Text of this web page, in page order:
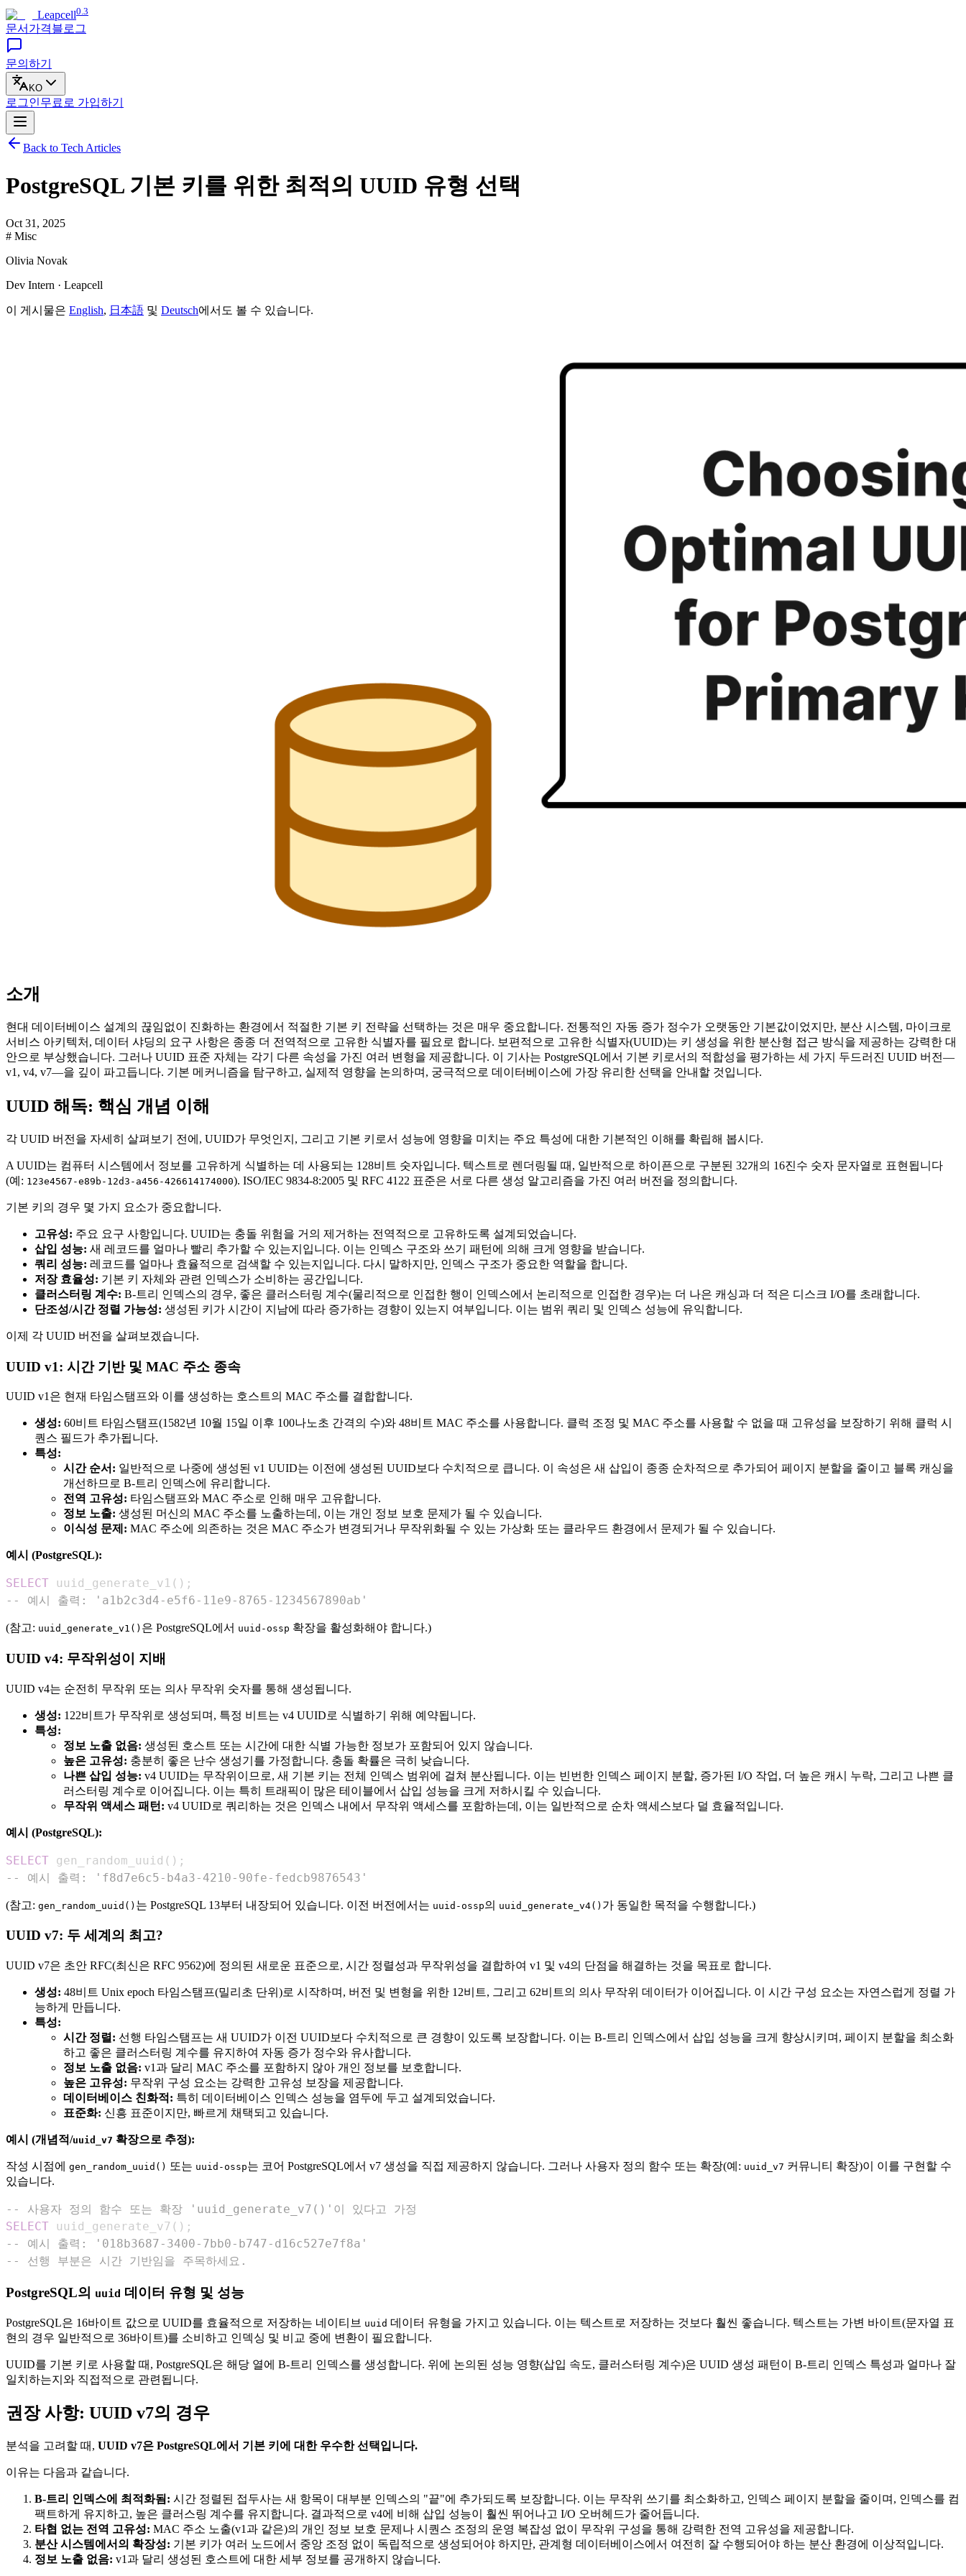
Leapcell0.3
문서 가격블로그
문의하기
KO
로그인무료로 가입하기
Back to Tech Articles
PostgreSQL 기본 키를 위한 최적의 UUID 유형 선택
Oct 31, 2025
# Misc
Olivia Novak
Dev Intern · Leapcell
이 게시물은 English, 日本語 및 Deutsch에서도 볼 수 있습니다.
소개
현대 데이터베이스 설계의 끊임없이 진화하는 환경에서 적절한 기본 키 전략을 선택하는 것은 매우 중요합니다. 전통적인 자동 증가 정수가 오랫동안 기본값이었지만, 분산 시스템, 마이크로
서비스 아키텍처, 데이터 샤딩의 요구 사항은 종종 더 전역적으로 고유한 식별자를 필요로 합니다. 보편적으로 고유한 식별자(UUID)는 키 생성을 위한 분산형 접근 방식을 제공하는 강력한 대
안으로 부상했습니다. 그러나 UUID 표준 자체는 각기 다른 속성을 가진 여러 변형을 제공합니다. 이 기사는 PostgreSQL에서 기본 키로서의 적합성을 평가하는 세 가지 두드러진 UUID 버전—
v1, v4, v7—을 깊이 파고듭니다. 기본 메커니즘을 탐구하고, 실제적 영향을 논의하며, 궁극적으로 데이터베이스에 가장 유리한 선택을 안내할 것입니다.
UUID 해독: 핵심 개념 이해
각 UUID 버전을 자세히 살펴보기 전에, UUID가 무엇인지, 그리고 기본 키로서 성능에 영향을 미치는 주요 특성에 대한 기본적인 이해를 확립해 봅시다.
A UUID는 컴퓨터 시스템에서 정보를 고유하게 식별하는 데 사용되는 128비트 숫자입니다. 텍스트로 렌더링될 때, 일반적으로 하이픈으로 구분된 32개의 16진수 숫자 문자열로 표현됩니다
(예: 123e4567-e89b-12d3-a456-426614174000). ISO/IEC 9834-8:2005 및 RFC 4122 표준은 서로 다른 생성 알고리즘을 가진 여러 버전을 정의합니다.
기본 키의 경우 몇 가지 요소가 중요합니다.
고유성: 주요 요구 사항입니다. UUID는 충돌 위험을 거의 제거하는 전역적으로 고유하도록 설계되었습니다.
삽입 성능: 새 레코드를 얼마나 빨리 추가할 수 있는지입니다. 이는 인덱스 구조와 쓰기 패턴에 의해 크게 영향을 받습니다.
쿼리 성능: 레코드를 얼마나 효율적으로 검색할 수 있는지입니다. 다시 말하지만, 인덱스 구조가 중요한 역할을 합니다.
저장 효율성: 기본 키 자체와 관련 인덱스가 소비하는 공간입니다.
클러스터링 계수: B-트리 인덱스의 경우, 좋은 클러스터링 계수(물리적으로 인접한 행이 인덱스에서 논리적으로 인접한 경우)는 더 나은 캐싱과 더 적은 디스크 I/O를 초래합니다.
단조성/시간 정렬 가능성: 생성된 키가 시간이 지남에 따라 증가하는 경향이 있는지 여부입니다. 이는 범위 쿼리 및 인덱스 성능에 유익합니다.
이제 각 UUID 버전을 살펴보겠습니다.
UUID v1: 시간 기반 및 MAC 주소 종속
UUID v1은 현재 타임스탬프와 이를 생성하는 호스트의 MAC 주소를 결합합니다.
생성: 60비트 타임스탬프(1582년 10월 15일 이후 100나노초 간격의 수)와 48비트 MAC 주소를 사용합니다. 클럭 조정 및 MAC 주소를 사용할 수 없을 때 고유성을 보장하기 위해 클럭 시
퀀스 필드가 추가됩니다.
특성:
시간 순서: 일반적으로 나중에 생성된 v1 UUID는 이전에 생성된 UUID보다 수치적으로 큽니다. 이 속성은 새 삽입이 종종 순차적으로 추가되어 페이지 분할을 줄이고 블록 캐싱을
개선하므로 B-트리 인덱스에 유리합니다.
전역 고유성: 타임스탬프와 MAC 주소로 인해 매우 고유합니다.
정보 노출: 생성된 머신의 MAC 주소를 노출하는데, 이는 개인 정보 보호 문제가 될 수 있습니다.
이식성 문제: MAC 주소에 의존하는 것은 MAC 주소가 변경되거나 무작위화될 수 있는 가상화 또는 클라우드 환경에서 문제가 될 수 있습니다.
예시 (PostgreSQL):
SELECT uuid_generate_v1 ( ) ;
-- 예시 출력: 'a1b2c3d4-e5f6-11e9-8765-1234567890ab'
(참고: uuid_generate_v1() 은 PostgreSQL에서 uuid-ossp 확장을 활성화해야 합니다.)
UUID v4: 무작위성이 지배
UUID v4는 순전히 무작위 또는 의사 무작위 숫자를 통해 생성됩니다.
생성: 122비트가 무작위로 생성되며, 특정 비트는 v4 UUID로 식별하기 위해 예약됩니다.
특성:
정보 노출 없음: 생성된 호스트 또는 시간에 대한 식별 가능한 정보가 포함되어 있지 않습니다.
높은 고유성: 충분히 좋은 난수 생성기를 가정합니다. 충돌 확률은 극히 낮습니다.
나쁜 삽입 성능: v4 UUID는 무작위이므로, 새 기본 키는 전체 인덱스 범위에 걸쳐 분산됩니다. 이는 빈번한 인덱스 페이지 분할, 증가된 I/O 작업, 더 높은 캐시 누락, 그리고 나쁜 클
러스터링 계수로 이어집니다. 이는 특히 트래픽이 많은 테이블에서 삽입 성능을 크게 저하시킬 수 있습니다.
무작위 액세스 패턴: v4 UUID로 쿼리하는 것은 인덱스 내에서 무작위 액세스를 포함하는데, 이는 일반적으로 순차 액세스보다 덜 효율적입니다.
예시 (PostgreSQL):
SELECT gen_random_uuid ( ) ;
-- 예시 출력: 'f8d7e6c5-b4a3-4210-90fe-fedcb9876543'
(참고: gen_random_uuid() 는 PostgreSQL 13부터 내장되어 있습니다. 이전 버전에서는 uuid-ossp의 uuid_generate_v4() 가 동일한 목적을 수행합니다.)
UUID v7: 두 세계의 최고?
UUID v7은 초안 RFC(최신은 RFC 9562)에 정의된 새로운 표준으로, 시간 정렬성과 무작위성을 결합하여 v1 및 v4의 단점을 해결하는 것을 목표로 합니다.
생성: 48비트 Unix epoch 타임스탬프(밀리초 단위)로 시작하며, 버전 및 변형을 위한 12비트, 그리고 62비트의 의사 무작위 데이터가 이어집니다. 이 시간 구성 요소는 자연스럽게 정렬 가
능하게 만듭니다.
특성:
시간 정렬: 선행 타임스탬프는 새 UUID가 이전 UUID보다 수치적으로 큰 경향이 있도록 보장합니다. 이는 B-트리 인덱스에서 삽입 성능을 크게 향상시키며, 페이지 분할을 최소화
하고 좋은 클러스터링 계수를 유지하여 자동 증가 정수와 유사합니다.
정보 노출 없음: v1과 달리 MAC 주소를 포함하지 않아 개인 정보를 보호합니다.
높은 고유성: 무작위 구성 요소는 강력한 고유성 보장을 제공합니다.
데이터베이스 친화적: 특히 데이터베이스 인덱스 성능을 염두에 두고 설계되었습니다.
표준화: 신흥 표준이지만, 빠르게 채택되고 있습니다.
예시 (개념적/uuid_v7 확장으로 추정):
작성 시점에 gen_random_uuid() 또는 uuid-ossp는 코어 PostgreSQL에서 v7 생성을 직접 제공하지 않습니다. 그러나 사용자 정의 함수 또는 확장(예: uuid_v7 커뮤니티 확장)이 이를 구현할 수
있습니다.
-- 사용자 정의 함수 또는 확장 'uuid_generate_v7()'이 있다고 가정
SELECT uuid_generate_v7 ( ) ;
-- 예시 출력: '018b3687-3400-7bb0-b747-d16c527e7f8a'
-- 선행 부분은 시간 기반임을 주목하세요.
PostgreSQL의 uuid 데이터 유형 및 성능
PostgreSQL은 16바이트 값으로 UUID를 효율적으로 저장하는 네이티브 uuid 데이터 유형을 가지고 있습니다. 이는 텍스트로 저장하는 것보다 훨씬 좋습니다. 텍스트는 가변 바이트(문자열 표
현의 경우 일반적으로 36바이트)를 소비하고 인덱싱 및 비교 중에 변환이 필요합니다.
UUID를 기본 키로 사용할 때, PostgreSQL은 해당 열에 B-트리 인덱스를 생성합니다. 위에 논의된 성능 영향(삽입 속도, 클러스터링 계수)은 UUID 생성 패턴이 B-트리 인덱스 특성과 얼마나 잘
일치하는지와 직접적으로 관련됩니다.
권장 사항: UUID v7의 경우
분석을 고려할 때, UUID v7은 PostgreSQL에서 기본 키에 대한 우수한 선택입니다.
이유는 다음과 같습니다.
B-트리 인덱스에 최적화됨: 시간 정렬된 접두사는 새 항목이 대부분 인덱스의 "끝"에 추가되도록 보장합니다. 이는 무작위 쓰기를 최소화하고, 인덱스 페이지 분할을 줄이며, 인덱스를 컴
팩트하게 유지하고, 높은 클러스링 계수를 유지합니다. 결과적으로 v4에 비해 삽입 성능이 훨씬 뛰어나고 I/O 오버헤드가 줄어듭니다.
타협 없는 전역 고유성: MAC 주소 노출(v1과 같은)의 개인 정보 보호 문제나 시퀀스 조정의 운영 복잡성 없이 무작위 구성을 통해 강력한 전역 고유성을 제공합니다.
분산 시스템에서의 확장성: 기본 키가 여러 노드에서 중앙 조정 없이 독립적으로 생성되어야 하지만, 관계형 데이터베이스에서 여전히 잘 수행되어야 하는 분산 환경에 이상적입니다.
정보 노출 없음: v1과 달리 생성된 호스트에 대한 세부 정보를 공개하지 않습니다.